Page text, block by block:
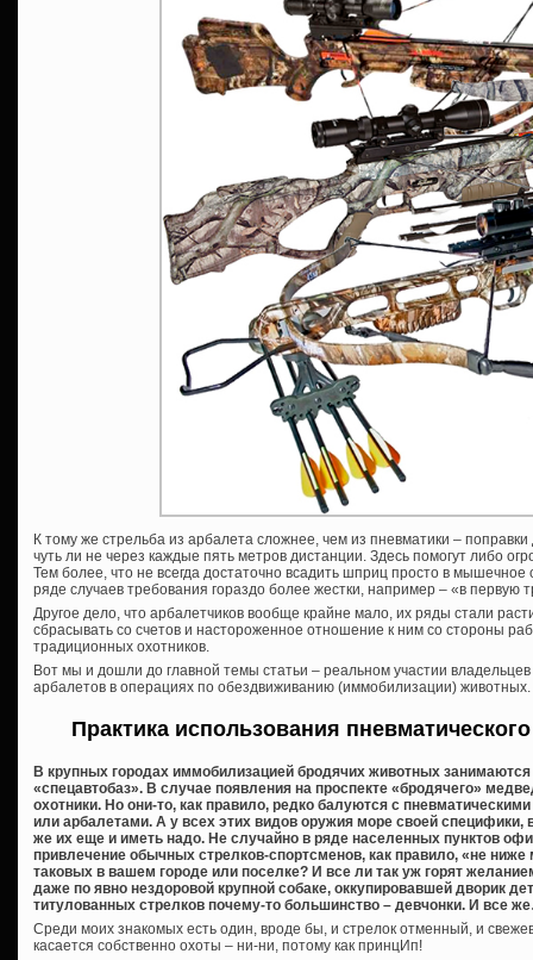
К тому же стрельба из арбалета сложнее, чем из пневматики –
чуть ли не через каждые пять метров дистанции. Здесь помогут либо
Тем более, что не всегда достаточно всадить шприц просто в мышечное
ряде случаев требования гораздо более жестки, например – «в первую
Другое дело, что арбалетчиков вообще крайне мало, их ряды стали
сбрасывать со счетов и настороженное отношение к ним со стороны
традиционных охотников.
Вот мы и дошли до главной темы статьи – реальном участии
арбалетов в операциях по обездвиживанию (иммобилизации) животных.
Практика использования
В крупных городах иммобилизацией бродячих животных
«спецавтобаз». В случае появления на проспекте «бродячего»
охотники. Но они-то, как правило, редко балуются с
или арбалетами. А у всех этих видов оружия море своей специфики,
же их еще и иметь надо. Не случайно в ряде населенных пунктов
привлечение обычных стрелков-спортсменов, как правило, «не ниже
таковых в вашем городе или поселке? И все ли так уж горят
даже по явно нездоровой крупной собаке, оккупировавшей дворик
титулованных стрелков почему-то большинство – девчонки. И все
Среди моих знакомых есть один, вроде бы, и стрелок отменный, и
касается собственно охоты – ни-ни, потому как принцИп!